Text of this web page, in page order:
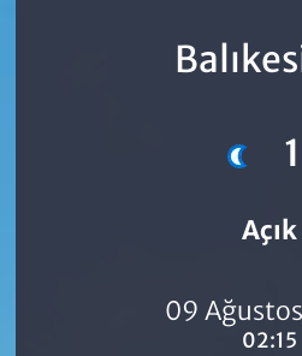
Açık
09
02:15